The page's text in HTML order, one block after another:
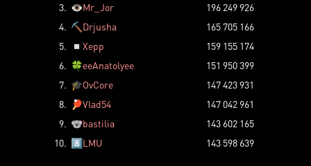
3. 👁️Mr_Jor
196 249 926
4. ⛏️ Drjusha
165 705 166
5.
◽ Xepp
159 155 174
6. 🍀eeAnatolyee
151 950 399
7. 🎓OvCore
147 423 931
8.
🏓Vlad54
147 042 961
9. 🐨bastilia
143 602 165
10. 8️⃣LMU 143 598 639